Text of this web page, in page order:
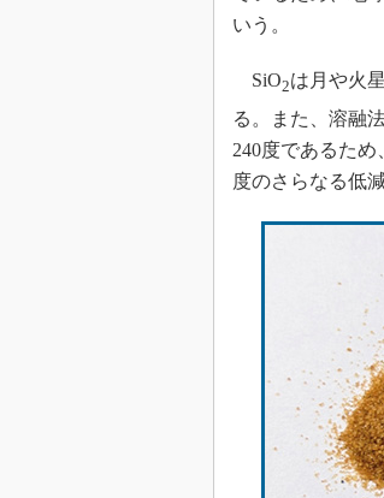
いう。
SiO2は月や火
る。また、溶融
240度であるた
度のさらなる低